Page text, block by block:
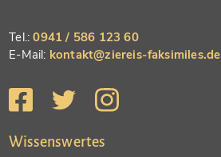
Tel.:0941 / 586 123 60
E-Mail: kontakt@ziereis-faksimiles.de
Wissenswertes